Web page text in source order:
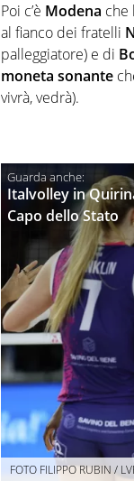
Poi c’è Modena che
al fianco dei fratelli
palleggiatore) e di
moneta sonante
vivrà, vedrà).
Italvolley in
Capo dello Stato
FOTO FILIPPO RUBIN /